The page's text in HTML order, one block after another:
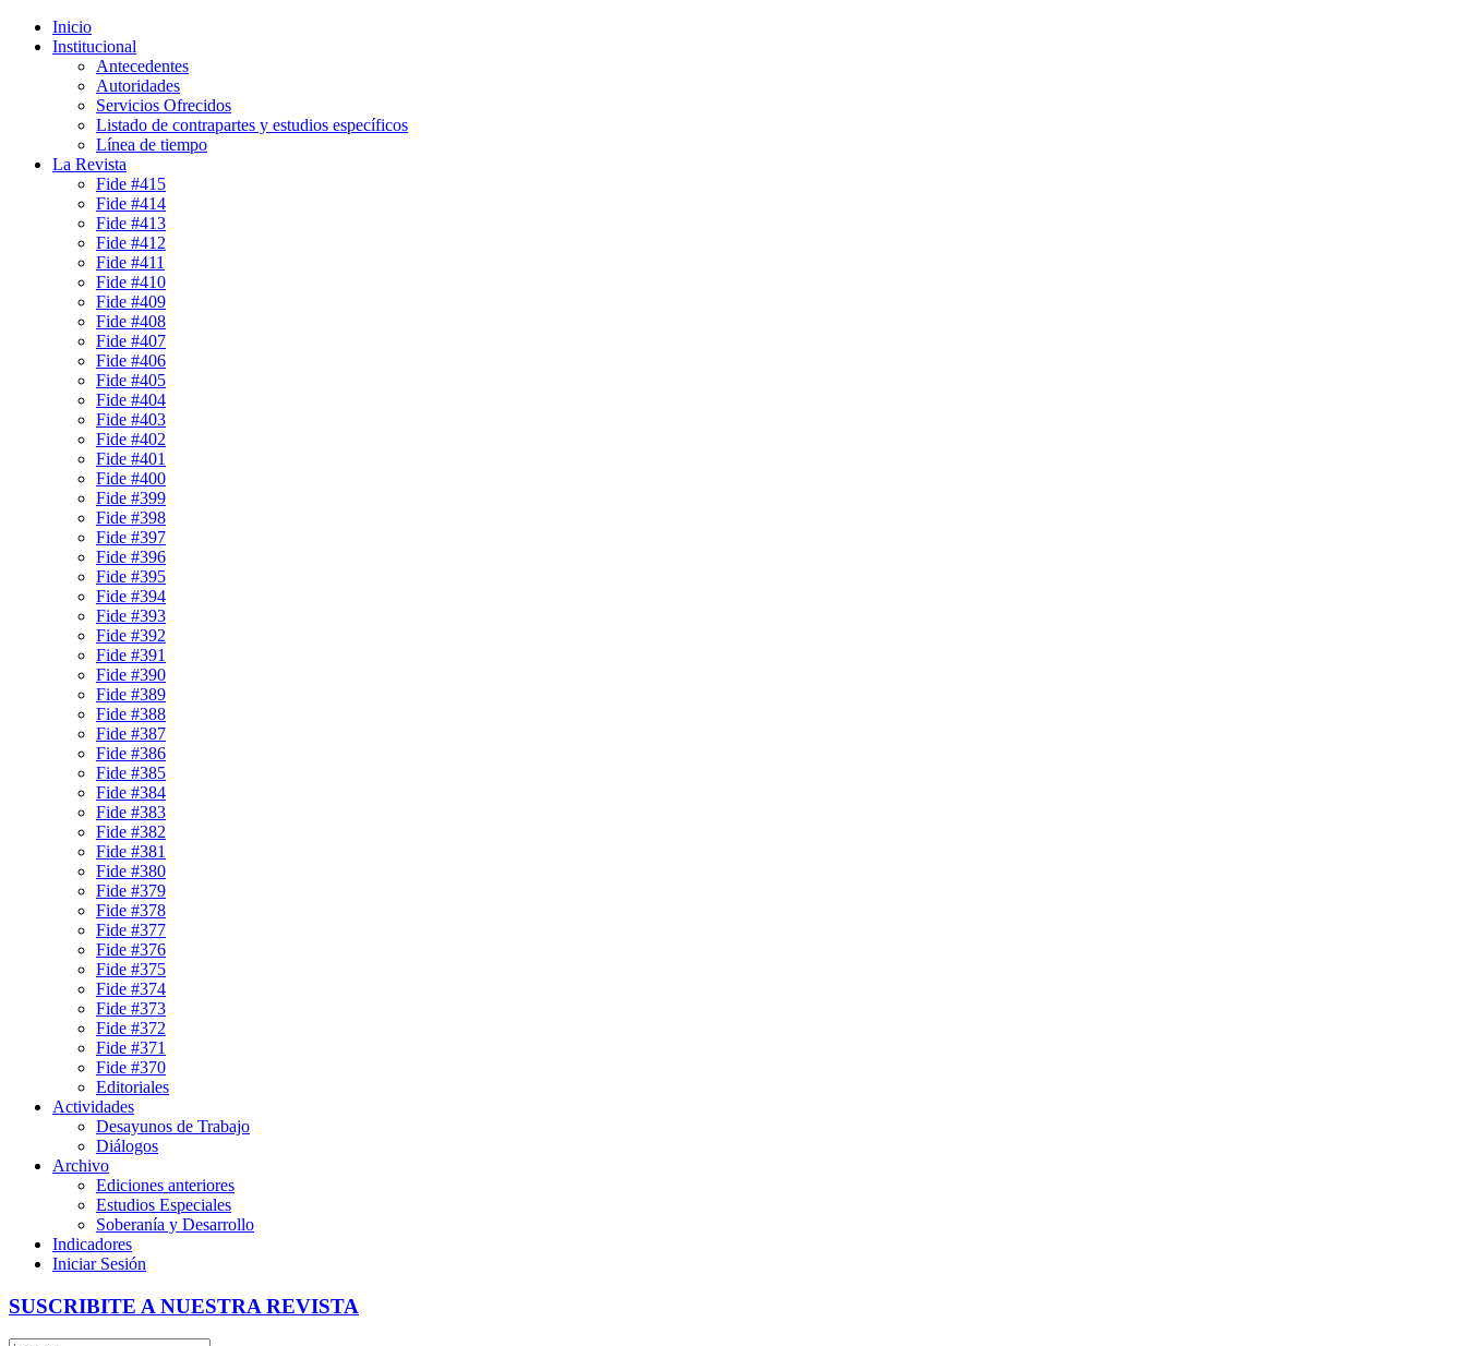
Inicio
Institucional
Antecedentes
Autoridades
Servicios Ofrecidos
Listado de contrapartes y estudios específicos
Línea de tiempo
La Revista
Fide #415
Fide #414
Fide #413
Fide #412
Fide #411
Fide #410
Fide #409
Fide #408
Fide #407
Fide #406
Fide #405
Fide #404
Fide #403
Fide #402
Fide #401
Fide #400
Fide #399
Fide #398
Fide #397
Fide #396
Fide #395
Fide #394
Fide #393
Fide #392
Fide #391
Fide #390
Fide #389
Fide #388
Fide #387
Fide #386
Fide #385
Fide #384
Fide #383
Fide #382
Fide #381
Fide #380
Fide #379
Fide #378
Fide #377
Fide #376
Fide #375
Fide #374
Fide #373
Fide #372
Fide #371
Fide #370
Editoriales
Actividades
Desayunos de Trabajo
Diálogos
Archivo
Ediciones anteriores
Estudios Especiales
Soberanía y Desarrollo
Indicadores
Iniciar Sesión
SUSCRIBITE A NUESTRA REVISTA